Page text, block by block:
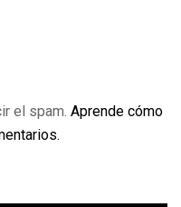
el spam. Aprende cómo